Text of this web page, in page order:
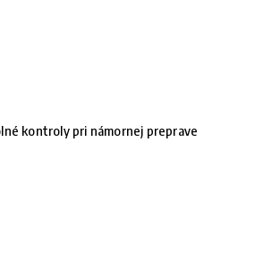
kontroly pri námornej preprave